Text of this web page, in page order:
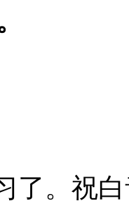
了。祝